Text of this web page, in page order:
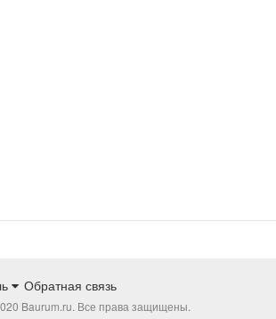
Обратная связь
Baurum.ru. Все права защищены.